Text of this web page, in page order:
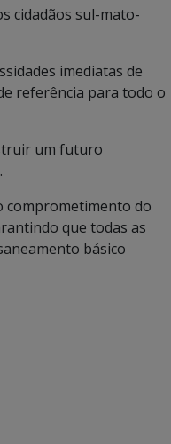
cidadãos sul-mato-
imediatas de
referência para todo o
um futuro
comprometimento do
que todas as
básico